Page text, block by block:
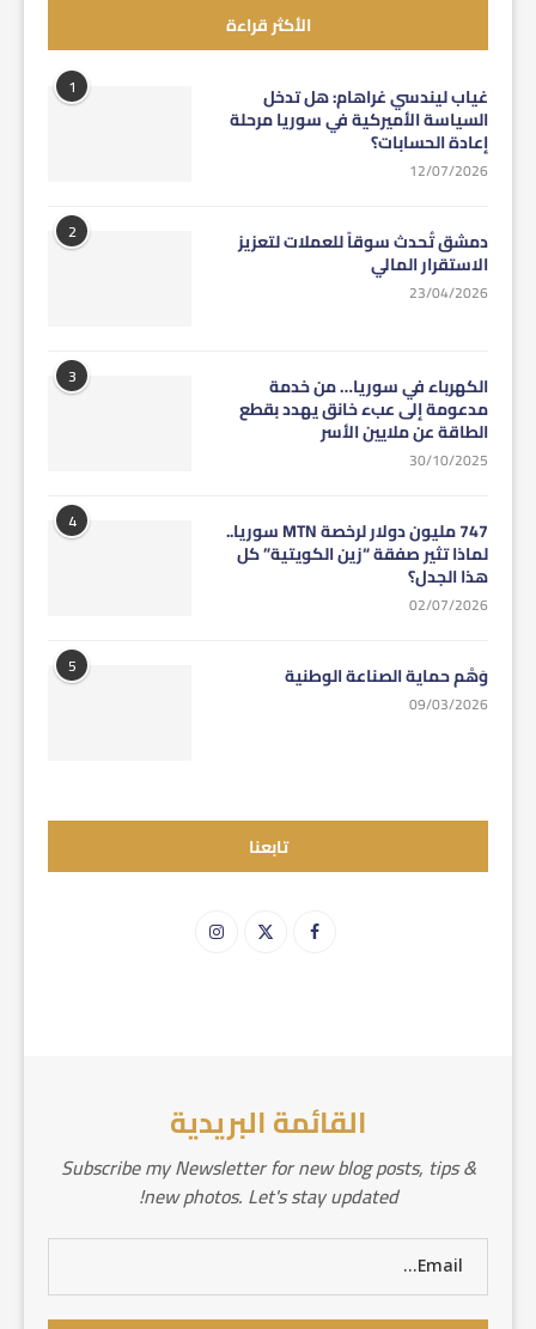
الأكثر قراءة
1 غياب ليندسي غراهام: هل تدخل
السياسة الأميركية في سوريا مرحلة
إعادة الحسابات؟
12/07/2026
2 دمشق تُحدث سوقاً للعملات لتعزيز
الاستقرار المالي
23/04/2026
3 الكهرباء في سوريا… من خدمة
مدعومة إلى عبء خانق يهدد بقطع
الطاقة عن ملايين الأسر
30/10/2025
4 747 مليون دولار لرخصة MTN سوريا..
لماذا تثير صفقة “زين الكويتية” كل
هذا الجدل؟
02/07/2026
5 وَهْم حماية الصناعة الوطنية
09/03/2026
تابعنا
القائمة البريدية
Subscribe my Newsletter for new blog posts, tips &
new photos. Let's stay updated!